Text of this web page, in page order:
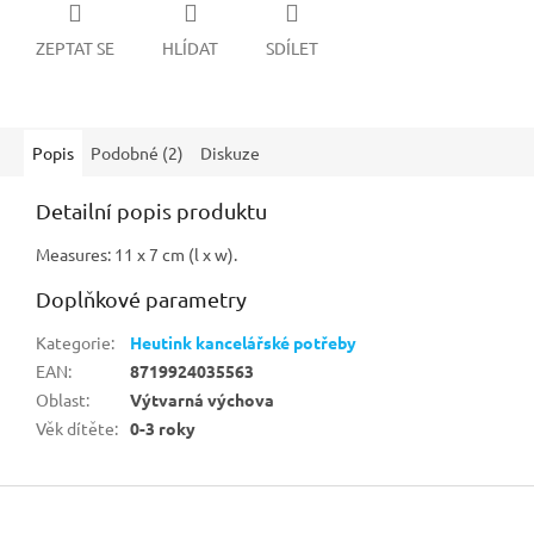
ZEPTAT SE HLÍDAT SDÍLET
Popis Podobné (2) Diskuze
Detailní popis produktu
Measures: 11 x 7 cm (l x w).
Doplňkové parametry
Kategorie:
Heutink kancelářské potřeby
EAN:
8719924035563
Oblast:
Výtvarná výchova
Věk dítěte: 0-3 roky
Z